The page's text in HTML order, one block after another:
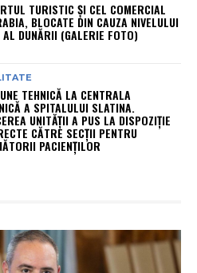
TURISTIC ȘI CEL COMERCIAL
BLOCATE DIN CAUZA NIVELULUI
AL DUNĂRII (GALERIE FOTO)
TEHNICĂ LA CENTRALA
A SPITALULUI SLATINA.
UNITĂȚII A PUS LA DISPOZIȚIE
CĂTRE SECȚII PENTRU
PACIENȚILOR